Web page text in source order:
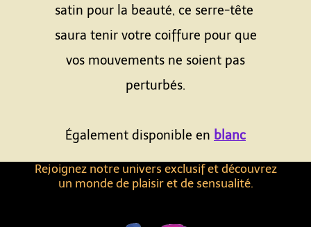
Rejoignez notre univers exclusif et découvrez
un monde de plaisir et de sensualité.
satin pour la beauté, ce serre-tête
saura tenir votre coiffure pour que
vos mouvements ne soient pas
perturbés.
Également disponible en blanc